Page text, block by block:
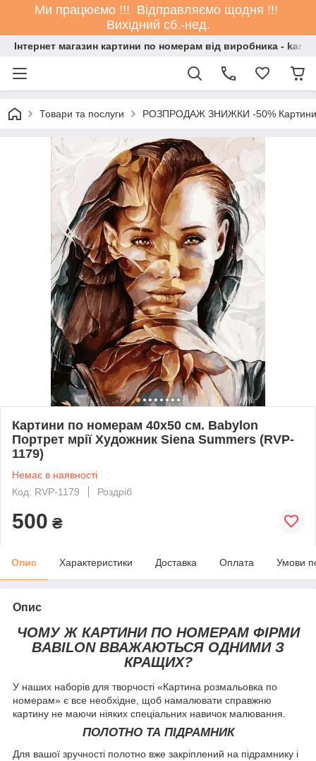
Ми працюємо !!! Відправляємо щодня !!!
Вихідний сб.-нед.
Інтернет магазин картини по номерам від виробника -
Товари та послуги РОЗПРОДАЖ ЗНИЖКИ -50%
Картини по номерам 40х50 см. Babylon
Портрет мрії Художник Siena Summers (RVP-
1179)
Немає в наявності
Код: RVP-1179
Роздріб
500 ₴
Опис Характеристики Доставка Оплата Умови
Опис
ЧОМУ Ж КАРТИНИ ПО НОМЕРАМ ФІРМИ
BABILON ВВАЖАЮТЬСЯ ОДНИМИ З
КРАЩИХ?
У наших наборів для творчості «Картина розмальовка по
номерам» є все необхідне, щоб намалювати справжню
картину не маючи ніяких спеціальних навичок малювання.
ПОЛОТНО ТА ПІДРАМНИК
Для вашої зручності полотно вже закріплений на підрамнику і